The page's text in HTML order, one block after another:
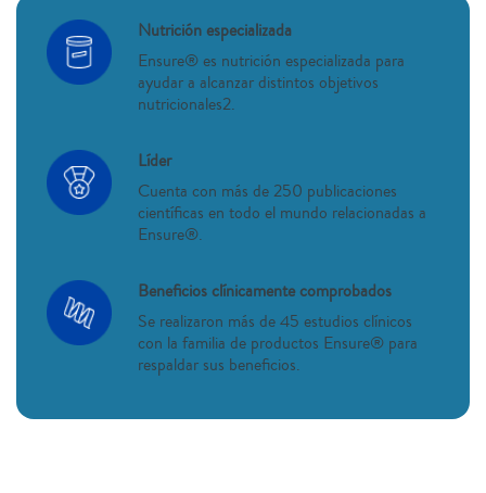
Nutrición especializada
Ensure® es nutrición especializada para
ayudar a alcanzar distintos objetivos
nutricionales2.
Líder
Cuenta con más de 250 publicaciones
científicas en todo el mundo relacionadas a
Ensure®.
Beneficios clínicamente comprobados
Se realizaron más de 45 estudios clínicos
con la familia de productos Ensure® para
respaldar sus beneficios.